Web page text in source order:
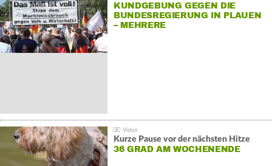
KUNDGEBUNG GEGEN DIE
BUNDESREGIERUNG IN PLAUEN
– MEHRERE
Kurze Pause vor der nächsten Hitze
36 GRAD AM WOCHENENDE